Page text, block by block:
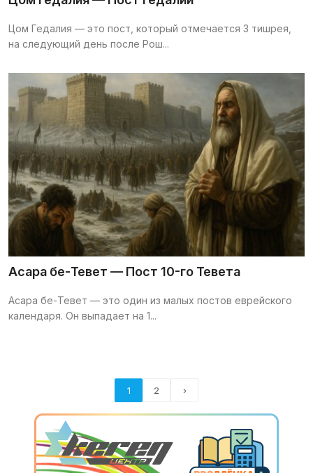
Цом Гедалия — это пост, который отмечается 3 тишрея,
на следующий день после Рош...
Асара бе-Тевет — Пост 10-го Тевета
Асара бе-Тевет — это один из малых постов еврейского
календаря. Он выпадает на 1...
1 2 ›